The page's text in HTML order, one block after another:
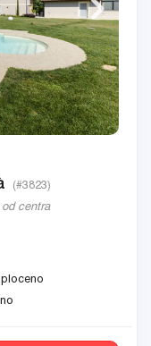
(#3823)
od centra